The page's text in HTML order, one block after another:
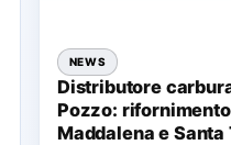
NEWS
Distributore
Pozzo:
Maddalena e